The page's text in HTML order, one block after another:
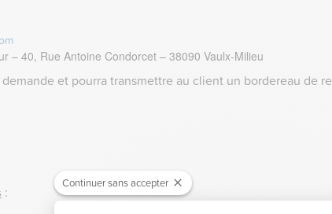
– 40, Rue Antoine Condorcet – 38090 Vaulx-Milieu
et pourra transmettre au client un bordereau de
:
Continuer sans accepter